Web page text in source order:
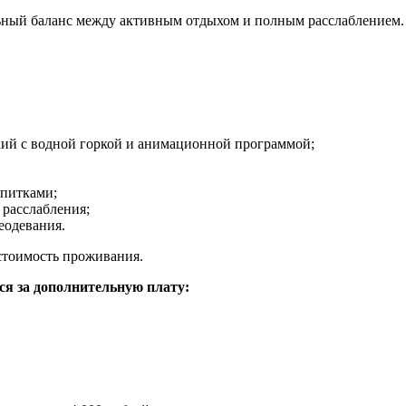
баланс между активным отдыхом и полным расслаблением.
с водной горкой и анимационной программой;
проживания.
за дополнительную плату: